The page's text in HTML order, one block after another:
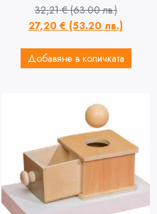
32,21€ (63.00 лв.)
27,20 € (53.20 лв.)
Добавяне в количката